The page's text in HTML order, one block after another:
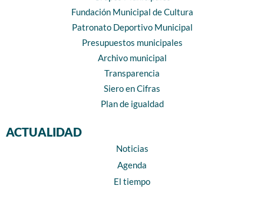
Fundación Municipal de Cultura
Patronato Deportivo Municipal
Presupuestos municipales
Archivo municipal
Transparencia
Siero en Cifras
Plan de igualdad
ACTUALIDAD
Noticias
Agenda
El tiempo